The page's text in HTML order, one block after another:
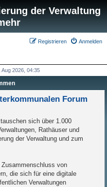
der Verwaltung
Anmelden
Registrieren
Aug 2026, 04:35
Forum
sich über 1.000
Rathäuser und
der Verwaltung und zum
von
die sich für eine digitale
Verwaltungen